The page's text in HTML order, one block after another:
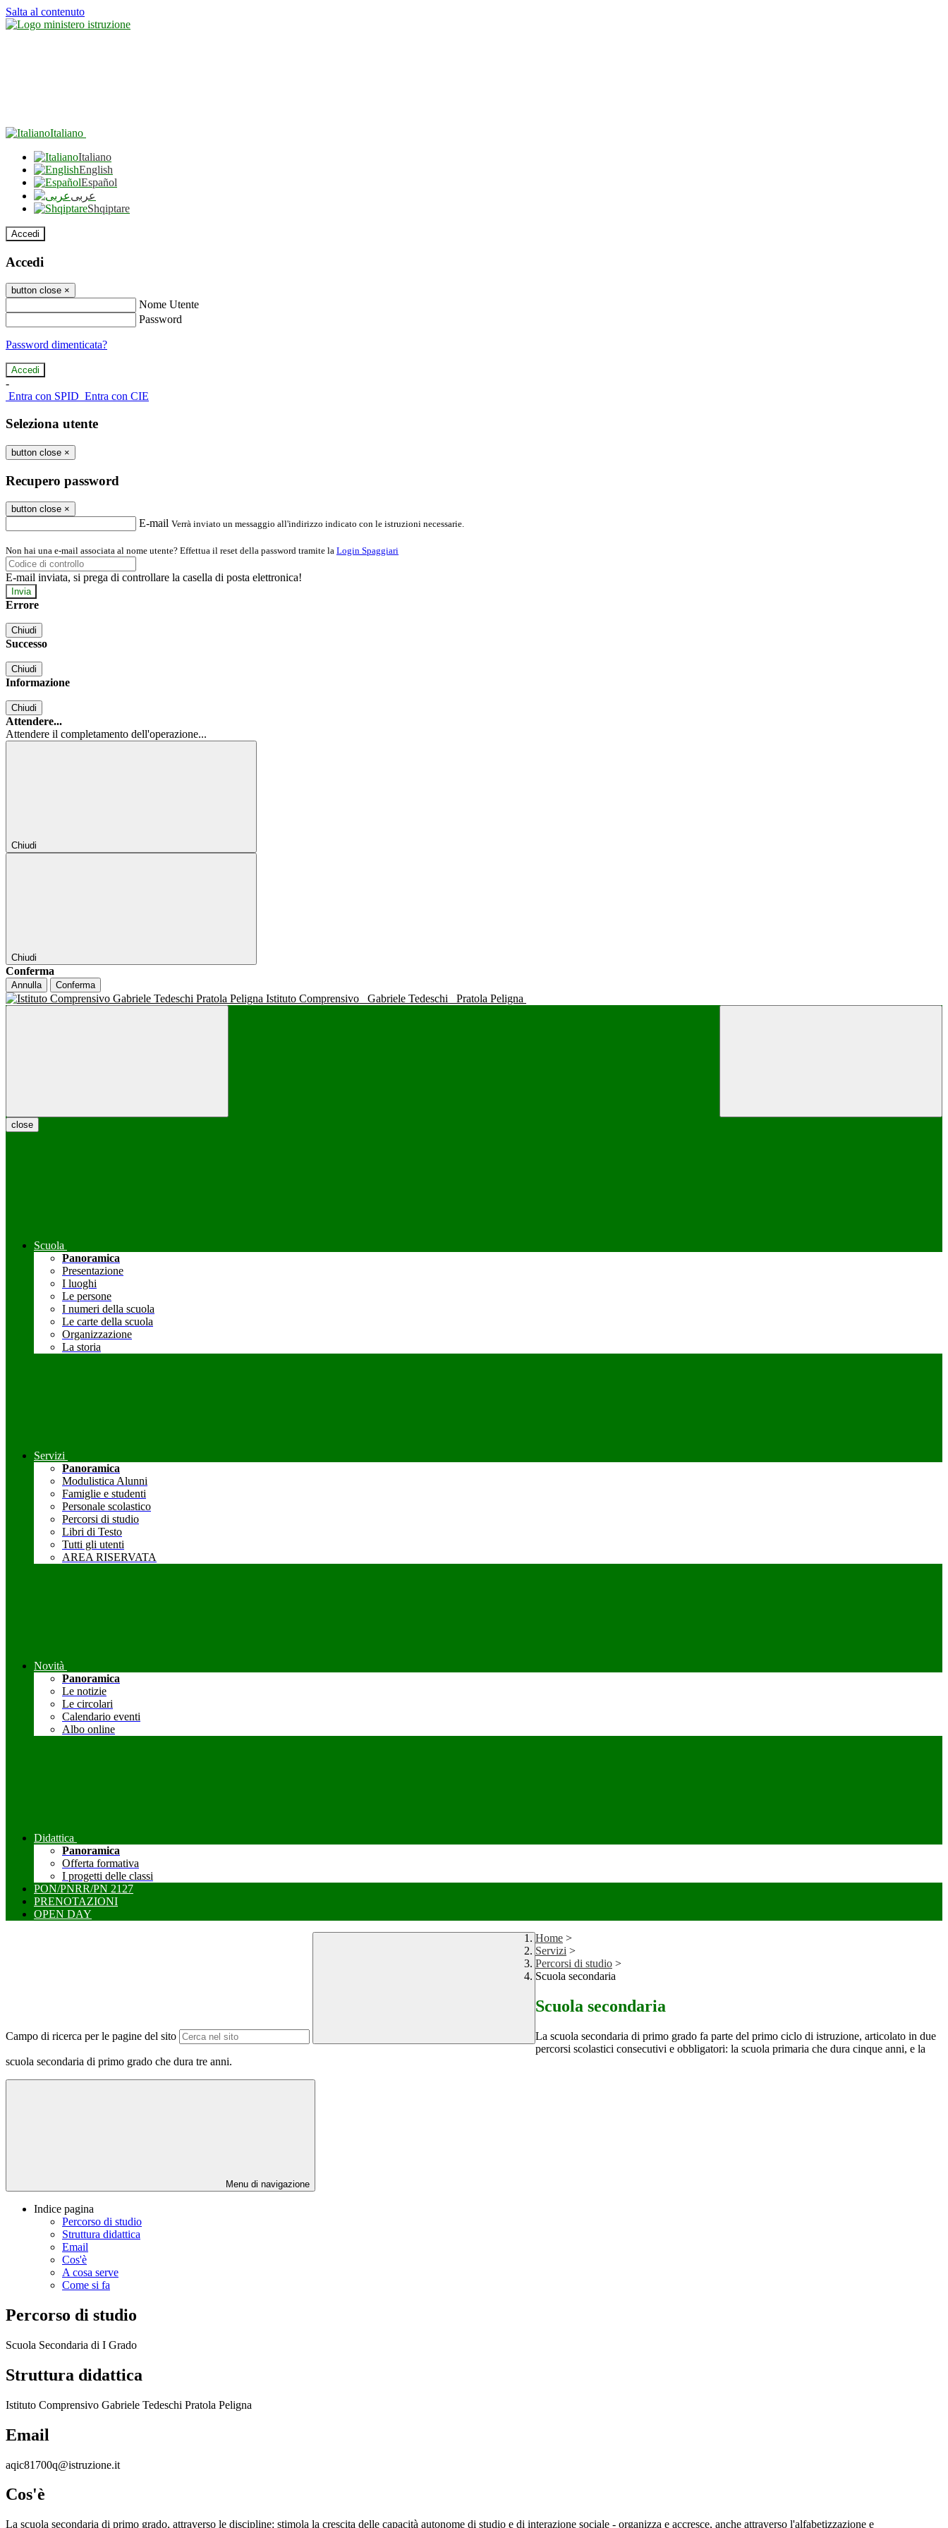
Salta al contenuto
Italiano
Italiano
English
Español
عربى
Shqiptare
Accedi
Accedi
button close ×
Nome Utente
Password
Password dimenticata?
-
Entra con SPID Entra con CIE
Seleziona utente
button close ×
Recupero password
button close ×
E-mail Verrà inviato un messaggio all'indirizzo indicato con le istruzioni necessarie.
Non hai una e-mail associata al nome utente? Effettua il reset della password tramite la Login Spaggiari
E-mail inviata, si prega di controllare la casella di posta elettronica!
Errore
Chiudi
Successo
Chiudi
Informazione
Chiudi
Attendere...
Attendere il completamento dell'operazione...
Chiudi
Chiudi
Conferma
Annulla Conferma
Istituto Comprensivo Gabriele Tedeschi Pratola Peligna
close
Scuola
Panoramica
Presentazione
I luoghi
Le persone
I numeri della scuola
Le carte della scuola
Organizzazione
La storia
Servizi
Panoramica
Modulistica Alunni
Famiglie e studenti
Personale scolastico
Percorsi di studio
Libri di Testo
Tutti gli utenti
AREA RISERVATA
Novità
Panoramica
Le notizie
Le circolari
Calendario eventi
Albo online
Didattica
Panoramica
Offerta formativa
I progetti delle classi
PON/PNRR/PN 2127
PRENOTAZIONI
OPEN DAY
Campo di ricerca per le pagine del sito
Home >
Servizi >
Percorsi di studio >
Scuola secondaria
Scuola secondaria
La scuola secondaria di primo grado fa parte del primo ciclo di istruzione, articolato in due
percorsi scolastici consecutivi e obbligatori: la scuola primaria che dura cinque anni, e la
scuola secondaria di primo grado che dura tre anni.
Menu di navigazione
Indice pagina
Percorso di studio
Struttura didattica
Email
Cos'è
A cosa serve
Come si fa
Percorso di studio
Scuola Secondaria di I Grado
Struttura didattica
Istituto Comprensivo Gabriele Tedeschi Pratola Peligna
Email
aqic81700q@istruzione.it
Cos'è
La scuola secondaria di primo grado, attraverso le discipline: stimola la crescita delle capacità autonome di studio e di interazione sociale - organizza e accresce, anche attraverso l'alfabetizzazione e